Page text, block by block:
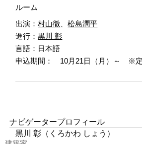
ルーム
出演：村山徹 、松島潤平
進行：黒川 彰
言語：日本語
申込期間： 10月21日（月）～ ※定
ナビゲータープロフィール
黒川 彰（くろかわ しょう）